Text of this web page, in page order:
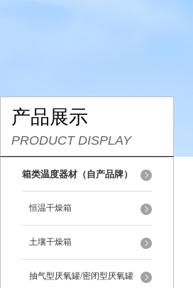
产品展示
PRODUCT DISPLAY
箱类温度器材（自产品牌）
恒温干燥箱
土壤干燥箱
抽气型厌氧罐/密闭型厌氧罐